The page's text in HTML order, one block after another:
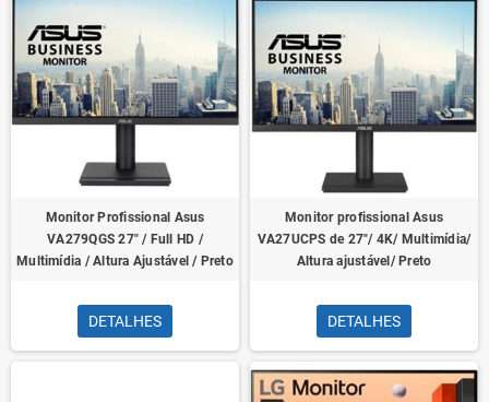
Monitor Profissional Asus
VA279QGS 27" / Full HD /
Multimídia / Altura Ajustável / Preto
DETALHES
Monitor profissional Asus
VA27UCPS de 27"/ 4K/ Multimídia/
Altura ajustável/ Preto
DETALHES